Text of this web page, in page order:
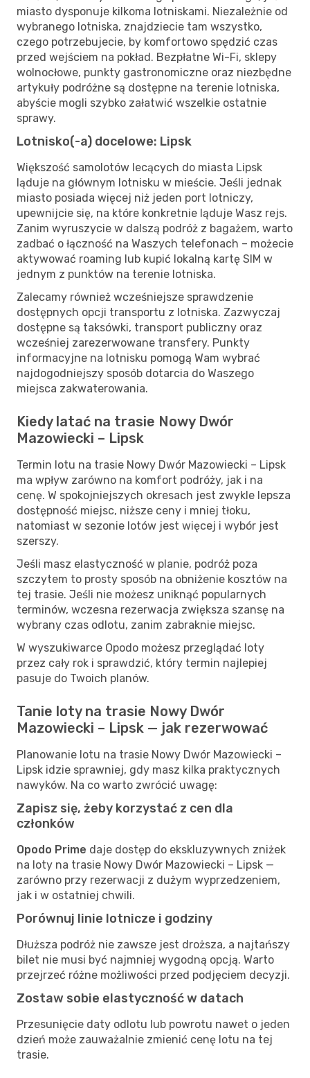
miasto dysponuje kilkoma lotniskami. Niezależnie od
wybranego lotniska, znajdziecie tam wszystko,
czego potrzebujecie, by komfortowo spędzić czas
przed wejściem na pokład. Bezpłatne Wi-Fi, sklepy
wolnocłowe, punkty gastronomiczne oraz niezbędne
artykuły podróżne są dostępne na terenie lotniska,
abyście mogli szybko załatwić wszelkie ostatnie
sprawy.
Lotnisko(-a) docelowe: Lipsk
Większość samolotów lecących do miasta Lipsk
ląduje na głównym lotnisku w mieście. Jeśli jednak
miasto posiada więcej niż jeden port lotniczy,
upewnijcie się, na które konkretnie ląduje Wasz rejs.
Zanim wyruszycie w dalszą podróż z bagażem, warto
zadbać o łączność na Waszych telefonach – możecie
aktywować roaming lub kupić lokalną kartę SIM w
jednym z punktów na terenie lotniska.
Zalecamy również wcześniejsze sprawdzenie
dostępnych opcji transportu z lotniska. Zazwyczaj
dostępne są taksówki, transport publiczny oraz
wcześniej zarezerwowane transfery. Punkty
informacyjne na lotnisku pomogą Wam wybrać
najdogodniejszy sposób dotarcia do Waszego
miejsca zakwaterowania.
Kiedy latać na trasie Nowy Dwór
Mazowiecki – Lipsk
Termin lotu na trasie Nowy Dwór Mazowiecki – Lipsk
ma wpływ zarówno na komfort podróży, jak i na
cenę. W spokojniejszych okresach jest zwykle lepsza
dostępność miejsc, niższe ceny i mniej tłoku,
natomiast w sezonie lotów jest więcej i wybór jest
szerszy.
Jeśli masz elastyczność w planie, podróż poza
szczytem to prosty sposób na obniżenie kosztów na
tej trasie. Jeśli nie możesz uniknąć popularnych
terminów, wczesna rezerwacja zwiększa szansę na
wybrany czas odlotu, zanim zabraknie miejsc.
W wyszukiwarce Opodo możesz przeglądać loty
przez cały rok i sprawdzić, który termin najlepiej
pasuje do Twoich planów.
Tanie loty na trasie Nowy Dwór
Mazowiecki – Lipsk — jak rezerwować
Planowanie lotu na trasie Nowy Dwór Mazowiecki –
Lipsk idzie sprawniej, gdy masz kilka praktycznych
nawyków. Na co warto zwrócić uwagę:
Zapisz się, żeby korzystać z cen dla
członków
Opodo Prime daje dostęp do ekskluzywnych zniżek
na loty na trasie Nowy Dwór Mazowiecki – Lipsk —
zarówno przy rezerwacji z dużym wyprzedzeniem,
jak i w ostatniej chwili.
Porównuj linie lotnicze i godziny
Dłuższa podróż nie zawsze jest droższa, a najtańszy
bilet nie musi być najmniej wygodną opcją. Warto
przejrzeć różne możliwości przed podjęciem decyzji.
Zostaw sobie elastyczność w datach
Przesunięcie daty odlotu lub powrotu nawet o jeden
dzień może zauważalnie zmienić cenę lotu na tej
trasie.